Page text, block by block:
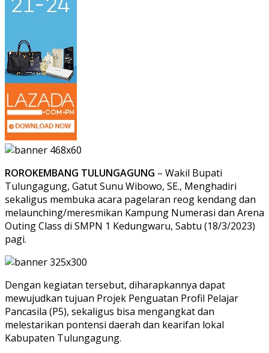
ROROKEMBANG TULUNGAGUNG – Wakil Bupati
Tulungagung, Gatut Sunu Wibowo, SE., Menghadiri
sekaligus membuka acara pagelaran reog kendang dan
melaunching/meresmikan Kampung Numerasi dan Arena
Outing Class di SMPN 1 Kedungwaru, Sabtu (18/3/2023)
pagi.
Dengan kegiatan tersebut, diharapkannya dapat
mewujudkan tujuan Projek Penguatan Profil Pelajar
Pancasila (P5), sekaligus bisa mengangkat dan
melestarikan pontensi daerah dan kearifan lokal
Kabupaten Tulungagung.